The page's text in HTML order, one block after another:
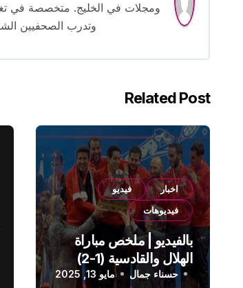
ومجلات في الخليج. متخصصة في
وتدرب الصحفيين
Related Post
اخبار
فيديو
فيديوهات
بالفيديو | ملخص مباراة
الهلال والقادسية (1-2)
الدوري السعودي
حسناء جمال مايو 13, 2025